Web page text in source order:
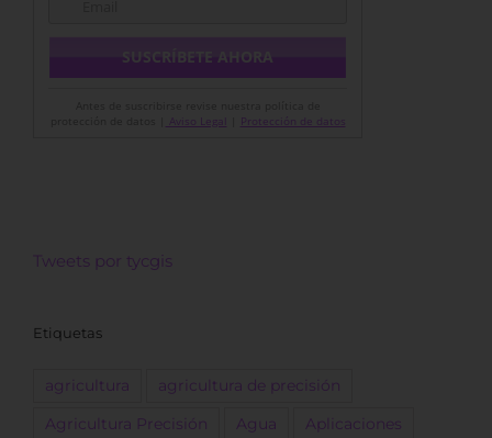
Aviso Legal Protección de datos
Tweets por tycgis
Etiquetas
agricultura agricultura de precisión
Agricultura Precisión Agua Aplicaciones